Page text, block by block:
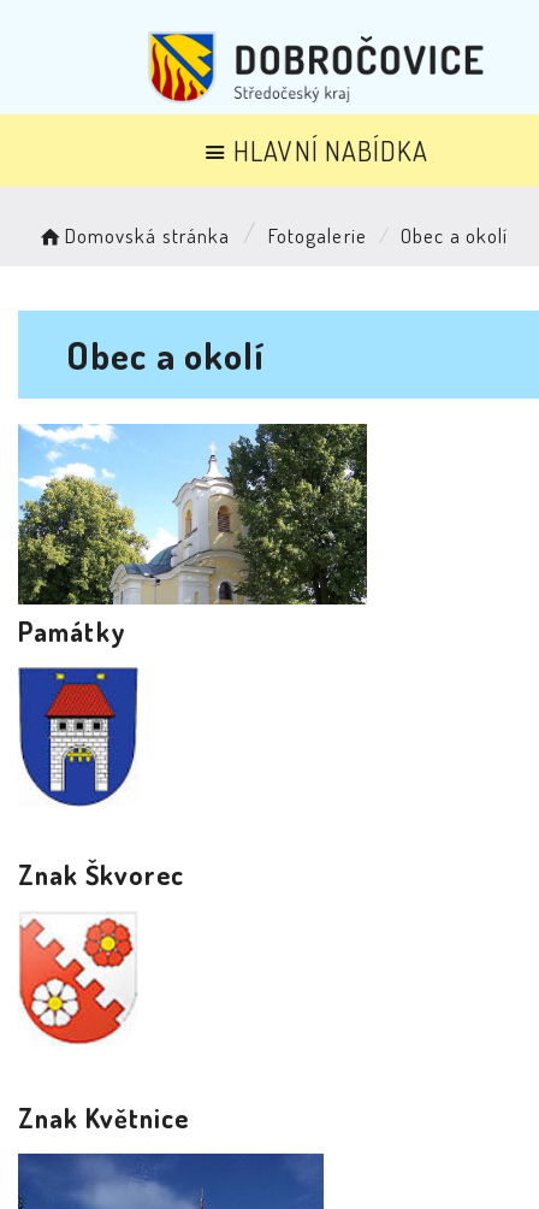
HLAVNÍ NABÍDKA
Domovská stránka Fotogalerie Obec a okolí
Obec a okolí
Památky
Znak Škvorec
Znak Květnice